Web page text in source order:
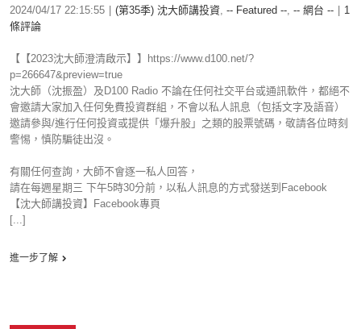
2024/04/17 22:15:55 (第35季) 沈大師講投資, -- Featured --, -- 網台 --
1
條評論
【【2023沈大師澄清啟示】】https://www.d100.net/?
p=266647&preview=true
沈大師（沈振盈）及D100 Radio 不論在任何社交平台或通訊軟件，都絕不
會邀請大家加入任何免費投資群組，不會以私人訊息（包括文字及語音）
邀請參與/進行任何投資或提供「爆升股」之類的股票號碼，敬請各位時刻
警惕，慎防騙徒出沒。
有關任何查詢，大師不會逐一私人回答，
請在每週星期三 下午5時30分前，以私人訊息的方式發送到Facebook
【沈大師講投資】Facebook專頁
[...]
進一步了解